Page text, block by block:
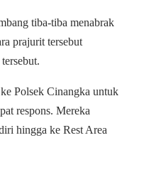
tiba-tiba menabrak
prajurit tersebut
Polsek Cinangka untuk
respons. Mereka
hingga ke Rest Area